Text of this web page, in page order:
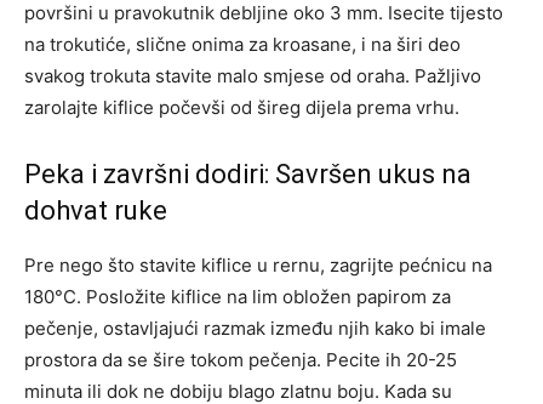
površini u pravokutnik debljine oko 3 mm. Isecite tijesto
na trokutiće, slične onima za kroasane, i na širi deo
svakog trokuta stavite malo smjese od oraha. Pažljivo
zarolajte kiflice počevši od šireg dijela prema vrhu.
Peka i završni dodiri: Savršen ukus na
dohvat ruke
Pre nego što stavite kiflice u rernu, zagrijte pećnicu na
180°C. Posložite kiflice na lim obložen papirom za
pečenje, ostavljajući razmak između njih kako bi imale
prostora da se šire tokom pečenja. Pecite ih 20-25
minuta ili dok ne dobiju blago zlatnu boju. Kada su